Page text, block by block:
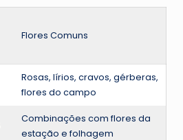
Flores Comuns
Rosas, lírios, cravos, gérberas,
flores do campo
Combinações com flores da
estação e folhagem